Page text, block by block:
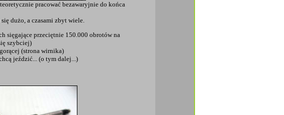
pracować bezawaryjnie do końca
dużo, a czasami zbyt wiele.
sięgające przeciętnie 150.000 obrotów na
szybciej)
(strona wirnika)
jeździć... (o tym dalej...)